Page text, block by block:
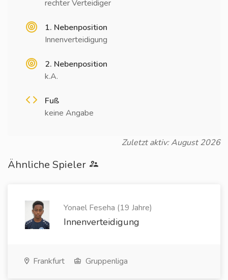
rechter Verteidiger
1. Nebenposition
Innenverteidigung
2. Nebenposition
k.A.
Fuß
keine Angabe
Zuletzt aktiv: August 2026
Ähnliche Spieler
Yonael Feseha (19 Jahre)
Innenverteidigung
Frankfurt Gruppenliga